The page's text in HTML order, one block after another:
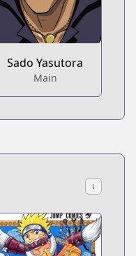
Sado Yasutora
Main
↓